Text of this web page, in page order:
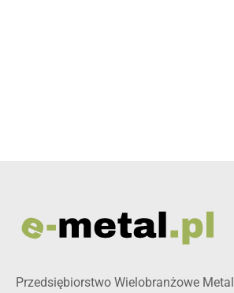
Przedsiębiorstwo Wielobranżowe Metal